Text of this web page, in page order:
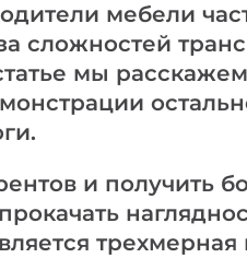
мебели
сложностей
мы
и получить
трехмерная